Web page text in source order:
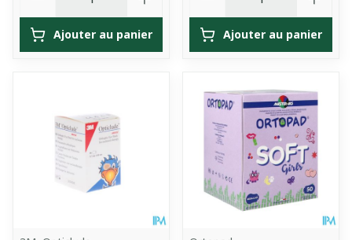
Ajouter au panier Ajouter au panier